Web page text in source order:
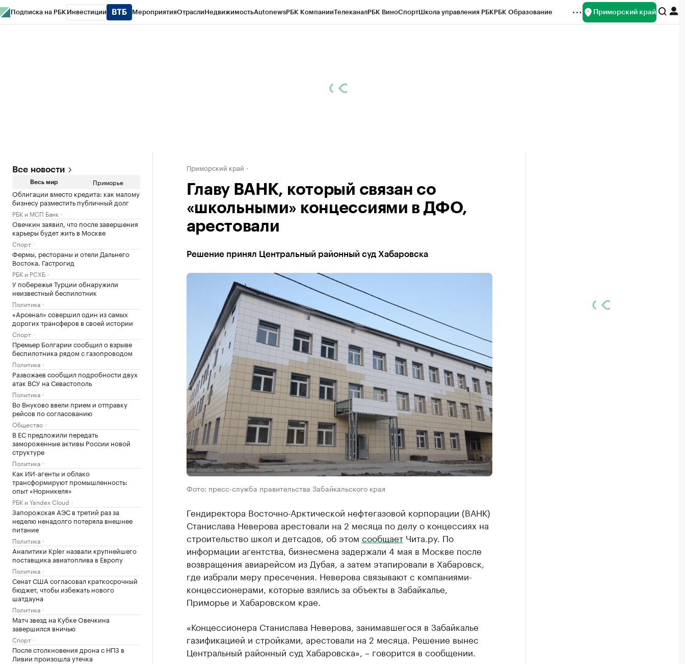
Подписка на РБК Инвестиции МероприятияОтраслиНедвижимостьAutonewsРБК КомпанииТелеканалРБК ВиноСпортШкола управления РБКРБК Образование Приморский край
Все новости
Весь мир Приморье
Облигации вместо кредита: как малому
бизнесу разместить публичный долг
РБК и МСП Банк
Овечкин заявил, что после завершения
карьеры будет жить в Москве
Спорт
Фермы, рестораны и отели Дальнего
Востока. Гастрогид
РБК и РСХБ
У побережья Турции обнаружили
неизвестный беспилотник
Политика
«Арсенал» совершил один из самых
дорогих трансферов в своей истории
Спорт
Премьер Болгарии сообщил о взрыве
беспилотника рядом с газопроводом
Политика
Развожаев сообщил подробности двух
атак ВСУ на Севастополь
Политика
Во Внуково ввели прием и отправку
рейсов по согласованию
Общество
В ЕС предложили передать
замороженные активы России новой
структуре
Политика
Как ИИ-агенты и облако
трансформируют промышленность:
опыт «Норникеля»
РБК и Yandex Cloud
Запорожская АЭС в третий раз за
неделю ненадолго потеряла внешнее
питание
Политика
Аналитики Kpler назвали крупнейшего
поставщика авиатоплива в Европу
Политика
Сенат США согласовал краткосрочный
бюджет, чтобы избежать нового
шатдауна
Политика
Матч звезд на Кубке Овечкина
завершился вничью
Спорт
После столкновения дрона с НПЗ в
Ливии произошла утечка
Приморский край
Главу ВАНК, который связан со
«школьными» концессиями в ДФО,
арестовали
Решение принял Центральный районный суд Хабаровска
Фото: пресс-служба правительства Забайкальского края
Гендиректора Восточно-Арктической нефтегазовой корпорации (ВАНК)
Станислава Неверова арестовали на 2 месяца по делу о концессиях на
строительство школ и детсадов, об этом сообщаетЧита.ру. По
информации агентства, бизнесмена задержали 4 мая в Москве после
возвращения авиарейсом из Дубая, а затем этапировали в Хабаровск,
где избрали меру пресечения. Неверова связывают с компаниями-
концессионерами, которые взялись за объекты в Забайкалье,
Приморье и Хабаровском крае.
«Концессионера Станислава Неверова, занимавшегося в Забайкалье
газификацией и стройками, арестовали на 2 месяца. Решение вынес
Центральный районный суд Хабаровска», – говорится в сообщении.